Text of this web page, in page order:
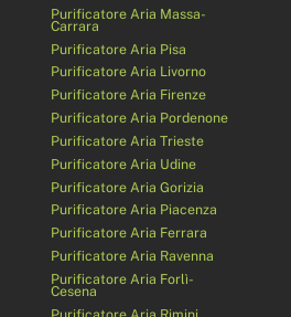
Purificatore Aria Massa-
Carrara
Purificatore Aria Pisa
Purificatore Aria Livorno
Purificatore Aria Firenze
Purificatore Aria Pordenone
Purificatore Aria Trieste
Purificatore Aria Udine
Purificatore Aria Gorizia
Purificatore Aria Piacenza
Purificatore Aria Ferrara
Purificatore Aria Ravenna
Purificatore Aria Forlì-
Cesena